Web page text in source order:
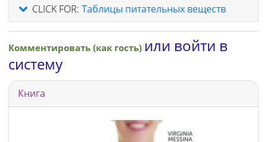
CLICK FOR: Таблицы питательных веществ
Комментировать (как гость) или войти в
систему
Книга